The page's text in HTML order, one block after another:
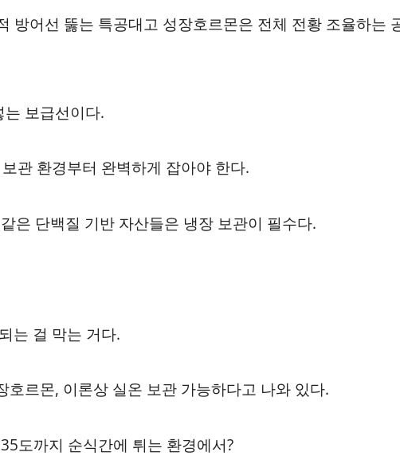
방어선 뚫는 특공대고 성장호르몬은 전체 전황 조율하는
보급선이다.
관 환경부터 완벽하게 잡아야 한다.
은 단백질 기반 자산들은 냉장 보관이 필수다.
는 걸 막는 거다.
르몬, 이론상 실온 보관 가능하다고 나와 있다.
도까지 순식간에 튀는 환경에서?